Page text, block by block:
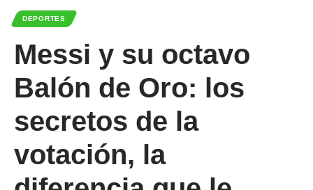
DEPORTES
Messi y su octavo
Balón de Oro: los
secretos de la
votación, la